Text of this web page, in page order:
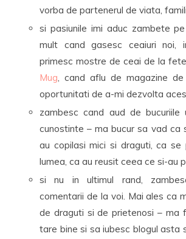
vorba de partenerul de viata,
si pasiunile imi aduc zambete
mult cand gasesc ceaiuri noi,
primesc mostre de ceai de la
Mug, cand aflu de magazine
oportunitati de a-mi dezvolta
zambesc cand aud de bucuriile
cunostinte – ma bucur sa vad ca
au copilasi mici si draguti, ca se
lumea, ca au reusit ceea ce si-au
si nu in ultimul rand,
comentarii de la voi. Mai ales ca
de draguti si de prietenosi – ma
tare bine si sa iubesc blogul asta